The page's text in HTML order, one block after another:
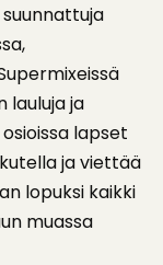
lauluja ja
lapset
ja viettää
lopuksi kaikki
muassa